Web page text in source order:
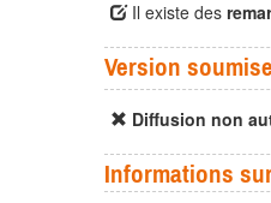
Il existe des
Version soumise
Diffusion non
Informations